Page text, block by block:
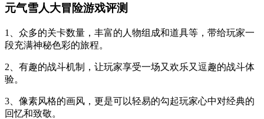
元气雪人大冒险游戏评测
1、众多的关卡数量，丰富的人物组成和道具等，带给玩家一
段充满神秘色彩的旅程。
2、有趣的战斗机制，让玩家享受一场又欢乐又逗趣的战斗体
验。
3、像素风格的画风，更是可以轻易的勾起玩家心中对经典的
回忆和致敬。